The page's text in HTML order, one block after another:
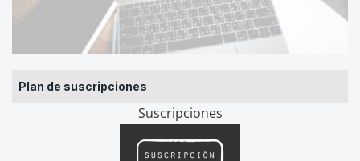
Plan de suscripciones
Suscripciones